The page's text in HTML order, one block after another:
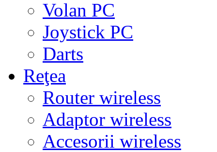
Volan PC
Joystick PC
Darts
Reţea
Router wireless
Adaptor wireless
Accesorii wireless